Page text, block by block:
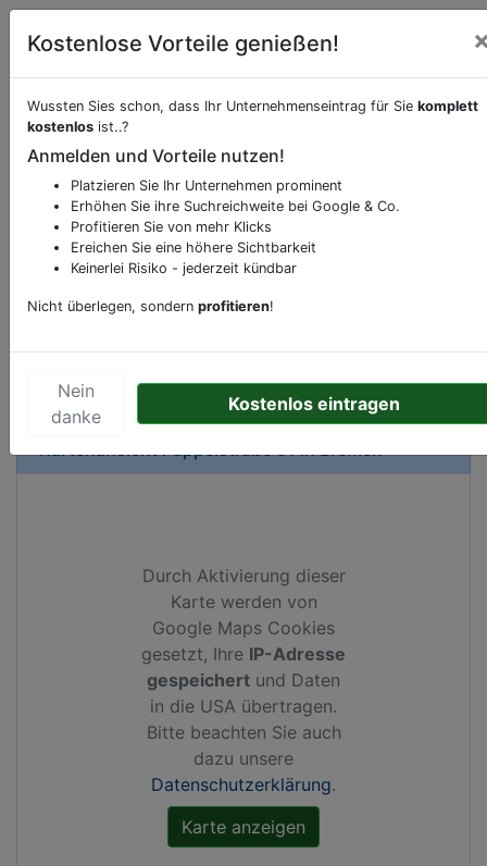
Beschreibung & Services von
Sie möchten eine Beschreibung, Dienstleistung
oder andere relevante Informationen hinzufügen?
Klicken Sie bittehierum uns zu kontaktieren.
Gerne erweitern wir Ihren Firmeneintrag um
Ihr Unternehmen anbietet und womit Sie sich von
KartenansichtPappelstraße 91inBremen
Durch Aktivierung dieser
Karte werden von
Google Maps Cookies
gesetzt, Ihre IP-Adresse
gespeichert und Daten
in die USA übertragen.
Bitte beachten Sie auch
dazu unsere
Datenschutzerklärung.
Kostenlose Vorteile genießen!
Wussten Sies schon, dass Ihr Unternehmenseintrag für Sie komplett
kostenlos ist..?
Anmelden und Vorteile nutzen!
Platzieren Sie Ihr Unternehmen prominent
Erhöhen Sie ihre Suchreichweite bei Google & Co.
Profitieren Sie von mehr Klicks
Ereichen Sie eine höhere Sichtbarkeit
Keinerlei Risiko - jederzeit kündbar
Nicht überlegen, sondern profitieren!
Nein
danke
Kostenlos eintragen